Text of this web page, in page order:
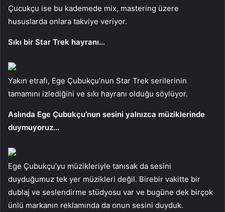
Çucukçu ise bu kademede mix, mastering üzere
hususlarda onlara takviye veriyor.
Sıkı bir Star Trek hayranı…
Yakın etrafı, Ege Çubukçu’nun Star Trek serilerinin
tamamını izlediğini ve sıkı hayranı olduğu söylüyor.
Aslında Ege Çubukçu’nun sesini yalnızca müziklerinde
duymuyoruz…
Ege Çubukçu’yu müzikleriyle tanısak da sesini
duyduğumuz tek yer müzikleri değil. Birebir vakitte bir
dublaj ve seslendirme stüdyosu var ve bugüne dek birçok
ünlü markanın reklamında da onun sesini duyduk.